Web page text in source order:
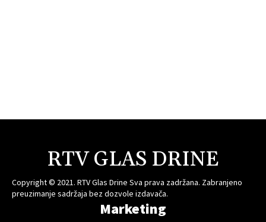
RTV GLAS DRINE
Copyright © 2021. RTV Glas Drine Sva prava zadržana. Zabranjeno
preuzimanje sadržaja bez dozvole izdavača.
Marketing